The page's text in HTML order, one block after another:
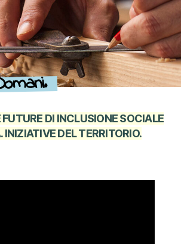
DI INCLUSIONE SOCIALE
INIZIATIVE DEL TERRITORIO.